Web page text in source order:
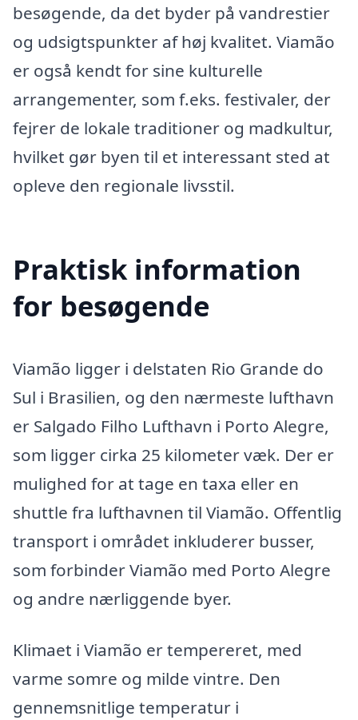
besøgende, da det byder på vandrestier
og udsigtspunkter af høj kvalitet. Viamão
er også kendt for sine kulturelle
arrangementer, som f.eks. festivaler, der
fejrer de lokale traditioner og madkultur,
hvilket gør byen til et interessant sted at
opleve den regionale livsstil.
Praktisk information
for besøgende
Viamão ligger i delstaten Rio Grande do
Sul i Brasilien, og den nærmeste lufthavn
er Salgado Filho Lufthavn i Porto Alegre,
som ligger cirka 25 kilometer væk. Der er
mulighed for at tage en taxa eller en
shuttle fra lufthavnen til Viamão. Offentlig
transport i området inkluderer busser,
som forbinder Viamão med Porto Alegre
og andre nærliggende byer.
Klimaet i Viamão er tempereret, med
varme somre og milde vintre. Den
gennemsnitlige temperatur i